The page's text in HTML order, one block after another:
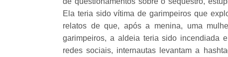
Ela teria sido vítima de garimpeiros que
relatos de que, após a menina, uma
garimpeiros, a aldeia teria sido incendiada
redes sociais, internautas levantam a